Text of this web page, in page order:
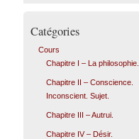
Catégories
Cours
Chapitre I – La philosophie.
Chapitre II – Conscience.
Inconscient. Sujet.
Chapitre III – Autrui.
Chapitre IV – Désir.